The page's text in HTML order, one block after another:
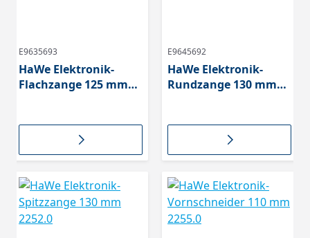
E9635693
HaWe Elektronik-
Flachzange 125 mm
E9645692
HaWe Elektronik-
Rundzange 130 mm